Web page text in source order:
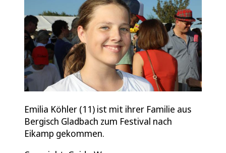
Emilia Köhler (11) ist mit ihrer Familie aus
Bergisch Gladbach zum Festival nach
Eikamp gekommen.